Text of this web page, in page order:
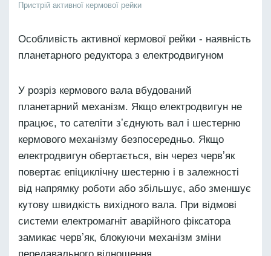
Пристрій активної кермової рейки
Особливість активної кермової рейки - наявність
планетарного редуктора з електродвигуном
У розріз кермового вала вбудований
планетарний механізм. Якщо електродвигун не
працює, то сателіти зʼєднують вал і шестерню
кермового механізму безпосередньо. Якщо
електродвигун обертається, він через червʼяк
повертає епіциклічну шестерню і в залежності
від напрямку роботи або збільшує, або зменшує
кутову швидкість вихідного вала. При відмові
системи електромагніт аварійного фіксатора
замикає червʼяк, блокуючи механізм зміни